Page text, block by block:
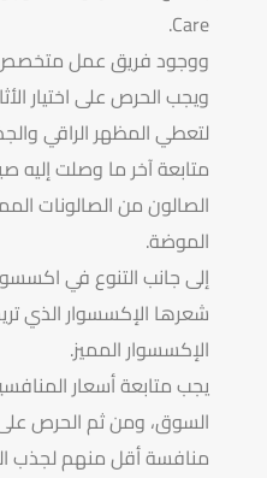
Care.
ووجود فريق عمل
ويجب الحرص على اختيار
لتعطي المظهر الراقي
متابعة آخر ما وصلت إليه
الصالون من الصالونات
الموضة.
إلى جانب التنوع في
شعرها الإكسسوار الذي
الإكسسوار المميز.
يجب متابعة أسعار
السوق، ومن ثم الحرص
منافسة أقل منهم لجذب